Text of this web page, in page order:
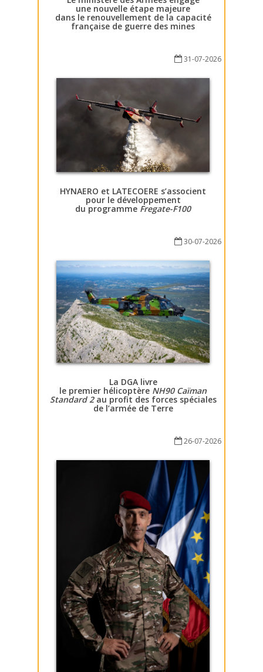
une nouvelle étape majeure
dans le renouvellement de la capacité
française de guerre des mines
31-07-2026
HYNAERO et LATECOERE s’associent
pour le développement
du programme Fregate-F100
30-07-2026
La DGA livre
le premier hélicoptère NH90 Caïman
Standard 2au profit des forces spéciales
de l’armée de Terre
26-07-2026